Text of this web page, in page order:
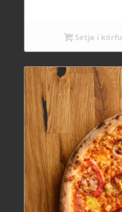
Setja í körfu